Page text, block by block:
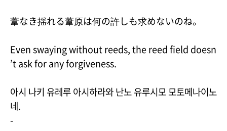
葦なき揺れる葦原は何の許しも求めないのね。
Even swaying without reeds, the reed field doesn
’t ask for any forgiveness.
아시 나키 유레루 아시하라와 난노 유루시모 모토메나이노
네.
-